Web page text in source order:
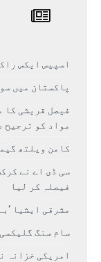
اسپیس ایکس
پاکستان میں سونے کی
فیصل قریشی کا
مواد کو ترجیح
کامن ویلتھ
سی ڈی اے نے
فیصلہ کر لیا
مشرقی ایشیا
سام سنگ گلیکسی ایس 27 الٹرا سے ایک
امریکی خزانہ